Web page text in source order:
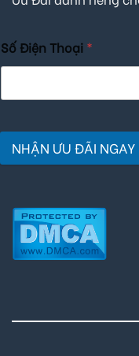
Số Điện Thoại *
NHẬN ƯU ĐÃI NGAY